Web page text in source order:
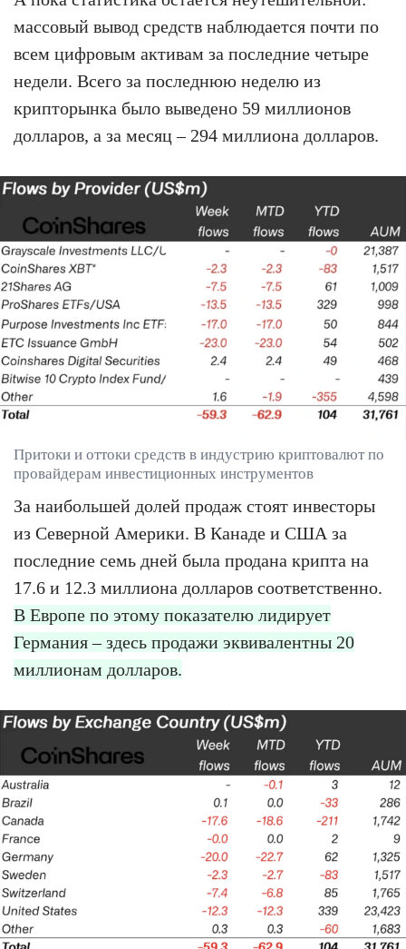
массовый вывод средств наблюдается почти по
всем цифровым активам за последние четыре
недели. Всего за последнюю неделю из
крипторынка было выведено 59 миллионов
долларов, а за месяц – 294 миллиона долларов.
Притоки и оттоки средств в индустрию криптовалют по
провайдерам инвестиционных инструментов
За наибольшей долей продаж стоят инвесторы
из Северной Америки. В Канаде и США за
последние семь дней была продана крипта на
17.6 и 12.3 миллиона долларов соответственно.
В Европе по этому показателю лидирует
Германия – здесь продажи эквивалентны 20
миллионам долларов.